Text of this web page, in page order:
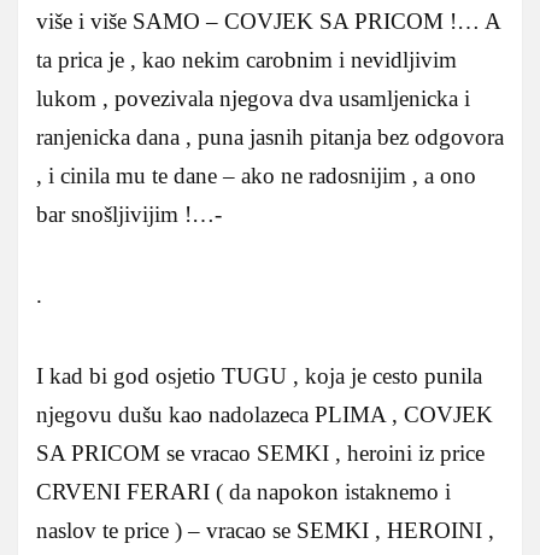
više i više SAMO – COVJEK SA PRICOM !… A
ta prica je , kao nekim carobnim i nevidljivim
lukom , povezivala njegova dva usamljenicka i
ranjenicka dana , puna jasnih pitanja bez odgovora
, i cinila mu te dane – ako ne radosnijim , a ono
bar snošljivijim !…-
.
I kad bi god osjetio TUGU , koja je cesto punila
njegovu dušu kao nadolazeca PLIMA , COVJEK
SA PRICOM se vracao SEMKI , heroini iz price
CRVENI FERARI ( da napokon istaknemo i
naslov te price ) – vracao se SEMKI , HEROINI ,